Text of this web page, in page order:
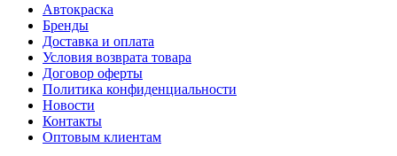
Автокраска
Бренды
Доставка и оплата
Условия возврата товара
Договор оферты
Политика конфиденциальности
Новости
Контакты
Оптовым клиентам